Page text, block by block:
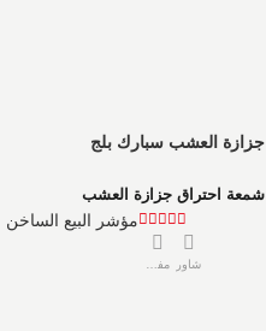
جزازة العشب سبارك بلج
شمعة احتراق جزازة العشب
مؤشر البيع الساخن
شاور